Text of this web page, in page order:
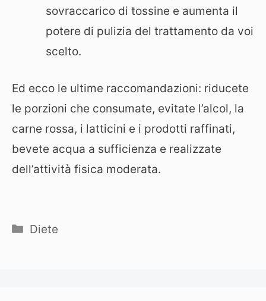
sovraccarico di tossine e aumenta il
potere di pulizia del trattamento da voi
scelto.
Ed ecco le ultime raccomandazioni: riducete
le porzioni che consumate, evitate l’alcol, la
carne rossa, i latticini e i prodotti raffinati,
bevete acqua a sufficienza e realizzate
dell’attività fisica moderata.
Categorie
Diete